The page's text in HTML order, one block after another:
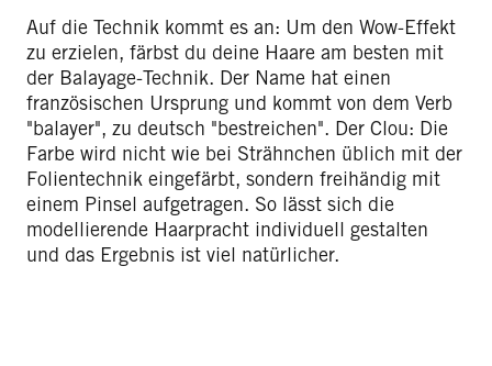
Auf die Technik kommt es an: Um den Wow-Effekt
zu erzielen, färbst du deine Haare am besten mit
der Balayage-Technik. Der Name hat einen
französischen Ursprung und kommt von dem Verb
"balayer", zu deutsch "bestreichen". Der Clou: Die
Farbe wird nicht wie bei Strähnchen üblich mit der
Folientechnik eingefärbt, sondern freihändig mit
einem Pinsel aufgetragen. So lässt sich die
modellierende Haarpracht individuell gestalten
und das Ergebnis ist viel natürlicher.